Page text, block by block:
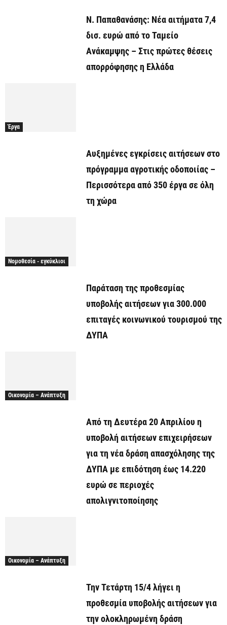
Ν. Παπαθανάσης: Νέα αιτήματα 7,4
δισ. ευρώ από το Ταμείο
Ανάκαμψης – Στις πρώτες θέσεις
απορρόφησης η Ελλάδα
Έργα
Αυξημένες εγκρίσεις αιτήσεων στο
πρόγραμμα αγροτικής οδοποιίας –
Περισσότερα από 350 έργα σε όλη
τη χώρα
Νομοθεσία - εγκύκλιοι
Παράταση της προθεσμίας
υποβολής αιτήσεων για 300.000
επιταγές κοινωνικού τουρισμού της
ΔΥΠΑ
Οικονομία – Ανάπτυξη
Από τη Δευτέρα 20 Απριλίου η
υποβολή αιτήσεων επιχειρήσεων
για τη νέα δράση απασχόλησης της
ΔΥΠΑ με επιδότηση έως 14.220
ευρώ σε περιοχές
απολιγνιτοποίησης
Οικονομία – Ανάπτυξη
Την Τετάρτη 15/4 λήγει η
προθεσμία υποβολής αιτήσεων για
την ολοκληρωμένη δράση